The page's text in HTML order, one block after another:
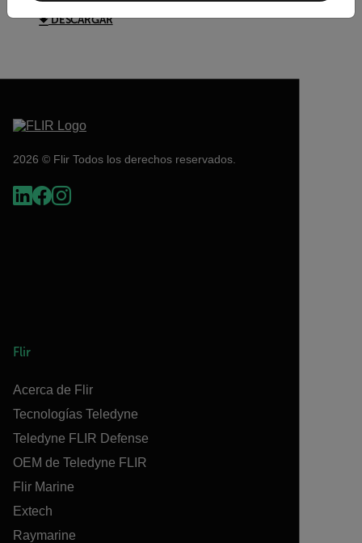
DESCARGAR
2026 © Flir Todos los derechos reservados.
Flir
Acerca de Flir
Tecnologías Teledyne
Teledyne FLIR Defense
OEM de Teledyne FLIR
Flir Marine
Extech
Raymarine